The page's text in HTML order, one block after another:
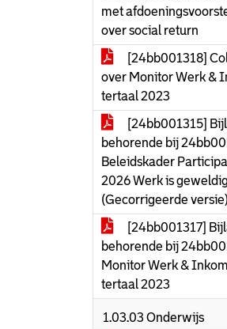
met
over social return
[24bb001318]
over Monitor Werk &
tertaal 2023
[24bb001315]
behorende bij
Beleidskader
2026 Werk is
(Gecorrigeerde versie)
[24bb001317]
behorende bij
Monitor Werk &
tertaal 2023
1.03.03 Onderwijs